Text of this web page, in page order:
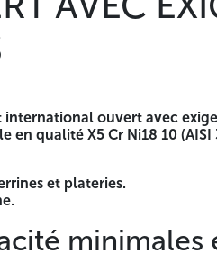
- Algérie Tél: 00 213 (0)24
100 643 0310 010 007 19
le cahier des charges.
fermée et anonyme, ne
Société ORFEE Spa
N°05/ORFEE/DG/
le cahier des charges
du présent avis dans la
jour ouvrable suivant.
ouvert avec
qualité X5 Cr Ni18 10 (AISI
et plateries.
minimales